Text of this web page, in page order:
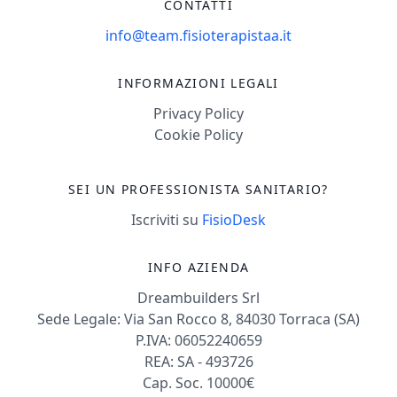
CONTATTI
info@team.fisioterapistaa.it
INFORMAZIONI LEGALI
Privacy Policy
Cookie Policy
SEI UN PROFESSIONISTA SANITARIO?
Iscriviti su FisioDesk
INFO AZIENDA
Dreambuilders Srl
Sede Legale: Via San Rocco 8, 84030 Torraca (SA)
P.IVA: 06052240659
REA: SA - 493726
Cap. Soc. 10000€